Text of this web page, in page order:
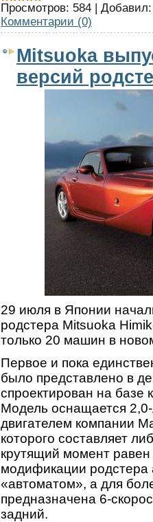
Просмотров: 584 | Добавил:
Комментарии (0)
Mitsuoka
версий
29 июля в Японии
родстера Mitsuoka
только 20 машин в
Первое и пока
было представлено в
спроектирован на базе
Модель оснащается
двигателем компании
которого составляет
крутящий момент
модификации родстера
«автоматом», а для
предназначена 6-
задний.